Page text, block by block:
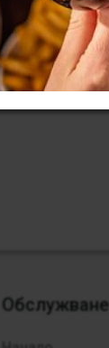
Обслужване